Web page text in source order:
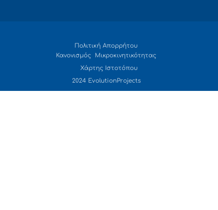
Πολιτική Απορρήτου
Κανονισμός Μικροκινητικότητας
Χάρτης Ιστοτόπου
2024 EvolutionProjects